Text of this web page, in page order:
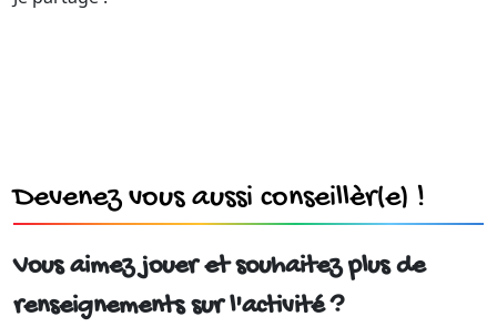
Devenez vous aussi conseillèr(e) !
Vous aimez jouer et souhaitez plus de
renseignements sur l'activité ?